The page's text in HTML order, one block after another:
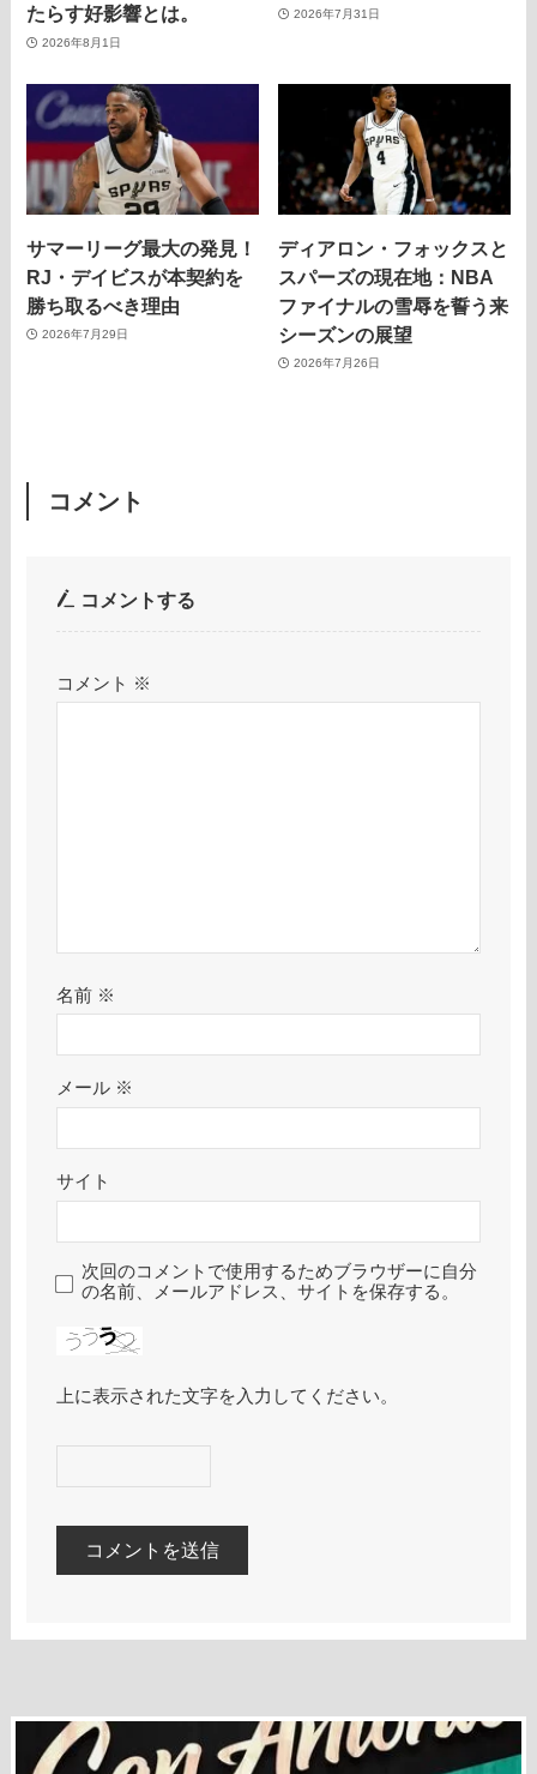
たらす好影響とは。
2026年8月1日
2026年7月31日
サマーリーグ最大の発見！
RJ・デイビスが本契約を
勝ち取るべき理由
2026年7月29日
ディアロン・フォックスと
スパーズの現在地：NBA
ファイナルの雪辱を誓う来
シーズンの展望
2026年7月26日
コメント
コメントする
コメント ※
名前 ※
メール ※
サイト
次回のコメントで使用するためブラウザーに自分
の名前、メールアドレス、サイトを保存する。
上に表示された文字を入力してください。